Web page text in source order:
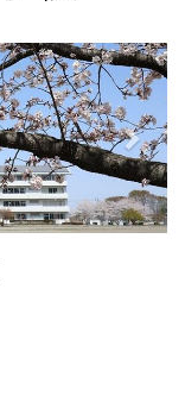
n
e
x
t